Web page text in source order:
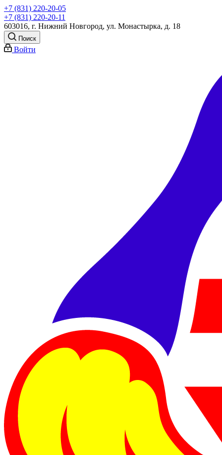
+7 (831) 220-20-05
+7 (831) 220-20-11
603016, г. Нижний Новгород, ул. Монастырка, д. 18
Поиск
Войти